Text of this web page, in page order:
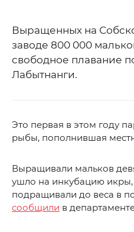
Выращенных на
заводе 800 000
свободное плавание
Лабытнанги.
Это первая в этом году
рыбы, пополнившая
Выращивали мальков
ушло на инкубацию
подращивали до веса в
сообщили в